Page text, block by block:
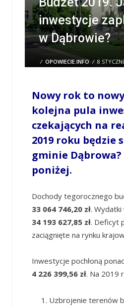
inwestycje
w Dąbrowie?
/ OPOWIECIE.INFO / 8
0 COMMENTS
Nowy rok to
kolejna pula
czekających na
2019 roku będzie
gminie Dąbrowa?
poniżej.
Dochody tegorocznego
33 064 746,20zł.
34193 627,85 zł. Deficyt
zaciągnięte na rynku
Inwestycje pochłoną
4226 399,56 zł. Na 2019
Uzbrojenie terenów